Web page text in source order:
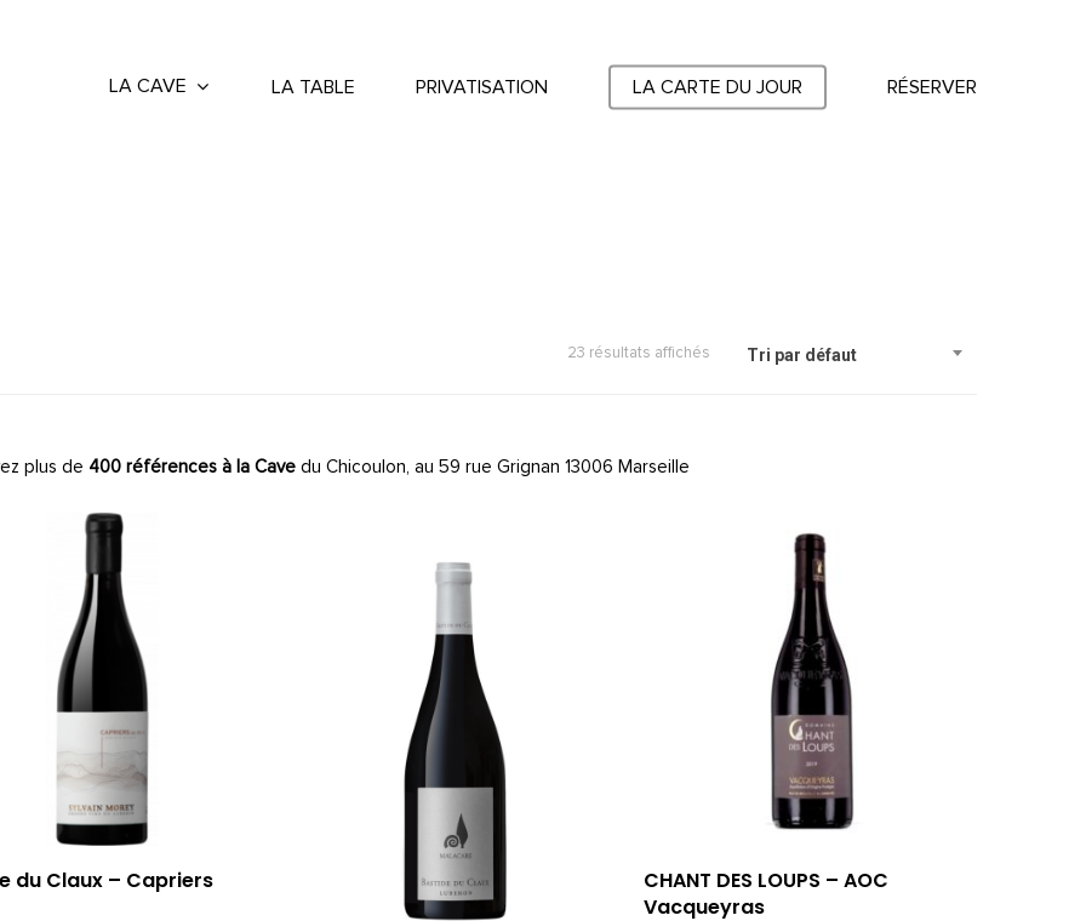
LA CAVE LA TABLE PRIVATISATION LA CARTE DU JOUR RÉSERVER
Tri par défaut
23 résultats affichés
plus de 400 références à la Cave du Chicoulon, au 59 rue Grignan 13006 Marseille
du Claux – Capriers
CHANT DES LOUPS – AOC
Vacqueyras